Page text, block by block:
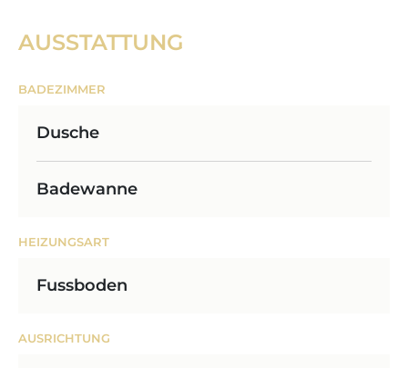
AUSSTATTUNG
BADEZIMMER
Dusche
Badewanne
HEIZUNGSART
Fussboden
AUSRICHTUNG